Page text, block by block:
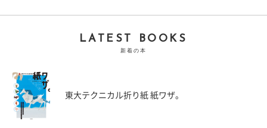
LATEST BOOKS
新着の本
東大テクニカル折り紙 紙ワザ。